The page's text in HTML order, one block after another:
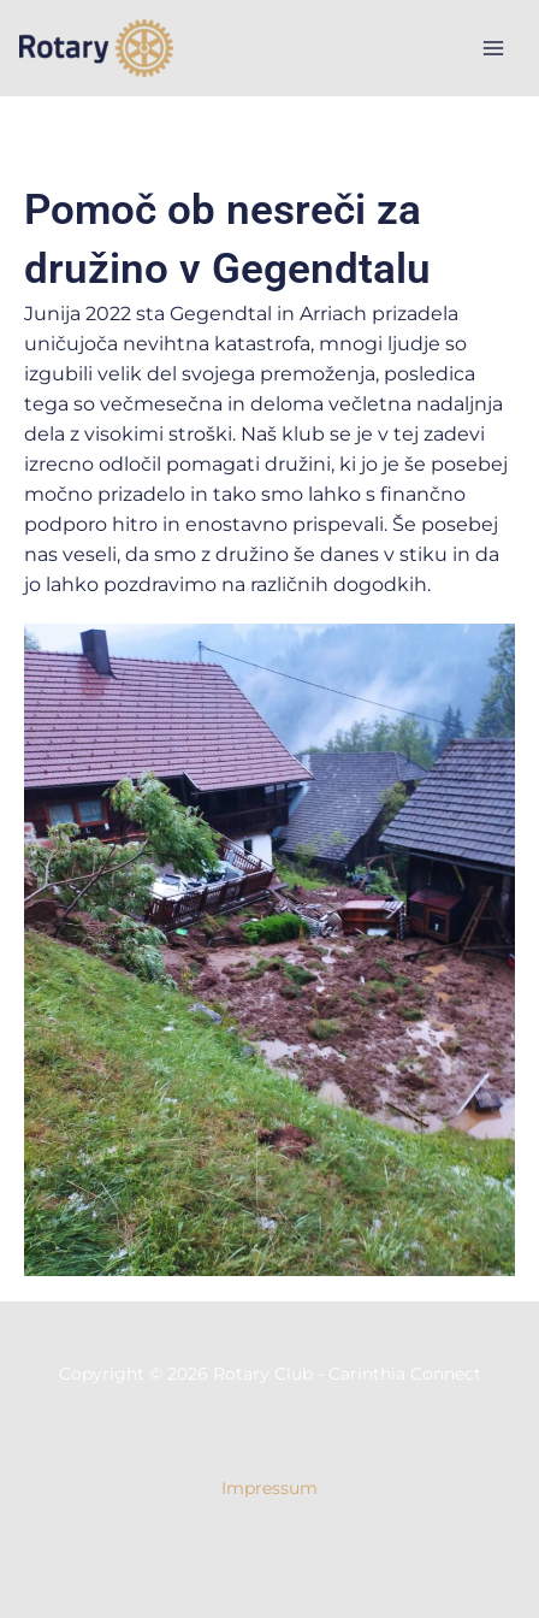
Pomoč ob nesreči za
družino v Gegendtalu
Junija 2022 sta Gegendtal in Arriach prizadela
uničujoča nevihtna katastrofa, mnogi ljudje so
izgubili velik del svojega premoženja, posledica
tega so večmesečna in deloma večletna nadaljnja
dela z visokimi stroški. Naš klub se je v tej zadevi
izrecno odločil pomagati družini, ki jo je še posebej
močno prizadelo in tako smo lahko s finančno
podporo hitro in enostavno prispevali. Še posebej
nas veseli, da smo z družino še danes v stiku in da
jo lahko pozdravimo na različnih dogodkih.
Copyright © 2026 Rotary Club - Carinthia Connect
Impressum